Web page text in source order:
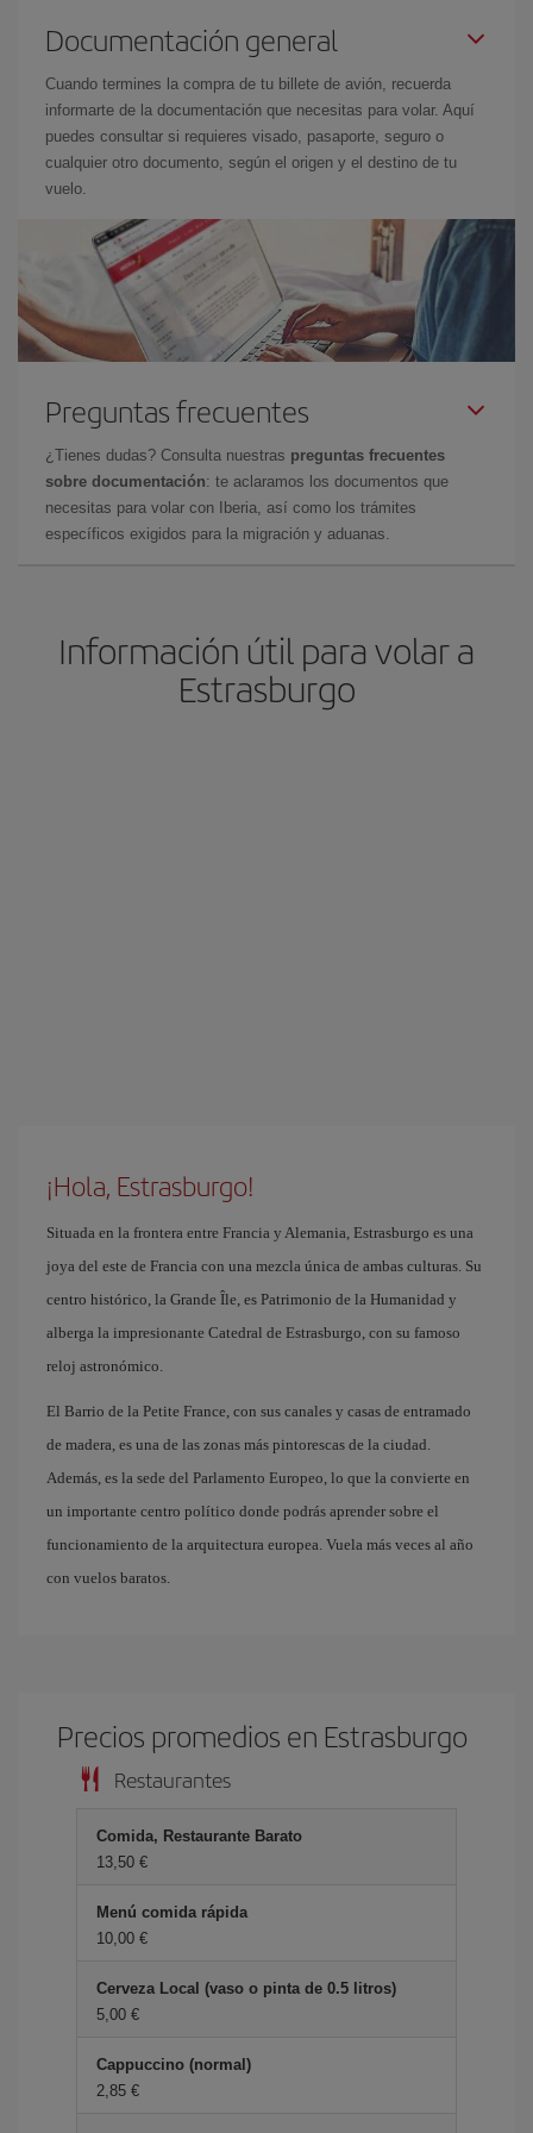
Documentación general
Cuando termines la compra de tu billete de avión, recuerda
informarte de la documentación que necesitas para volar. Aquí
puedes consultar si requieres visado, pasaporte, seguro o
cualquier otro documento, según el origen y el destino de tu
vuelo.
Preguntas frecuentes
¿Tienes dudas? Consulta nuestras preguntas frecuentes
sobre documentación: te aclaramos los documentos que
necesitas para volar con Iberia, así como los trámites
específicos exigidos para la migración y aduanas.
Información útil para volar a
Estrasburgo
¡Hola, Estrasburgo!
Situada en la frontera entre Francia y Alemania, Estrasburgo es una
joya del este de Francia con una mezcla única de ambas culturas. Su
centro histórico, la Grande Île, es Patrimonio de la Humanidad y
alberga la impresionante Catedral de Estrasburgo, con su famoso
reloj astronómico.
El Barrio de la Petite France, con sus canales y casas de entramado
de madera, es una de las zonas más pintorescas de la ciudad.
Además, es la sede del Parlamento Europeo, lo que la convierte en
un importante centro político donde podrás aprender sobre el
funcionamiento de la arquitectura europea. Vuela más veces al año
con vuelos baratos.
Precios promedios en Estrasburgo
Restaurantes
Comida, Restaurante Barato
13,50 €
Menú comida rápida
10,00 €
Cerveza Local (vaso o pinta de 0.5 litros)
5,00 €
Cappuccino (normal)
2,85 €